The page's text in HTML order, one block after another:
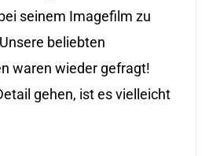
seinem Imagefilm zu
beliebten
waren wieder gefragt!
gehen, ist es vielleicht